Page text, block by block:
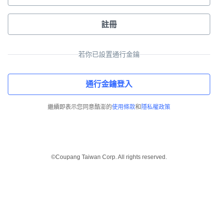
註冊
若你已設置通行金鑰
通行金鑰登入
繼續即表示您同意酷澎的使用條款和 隱私權政策
©Coupang Taiwan Corp. All rights reserved.